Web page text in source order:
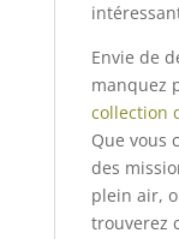
Envie de
manquez
collection
Que vous
des
plein air,
trouverez